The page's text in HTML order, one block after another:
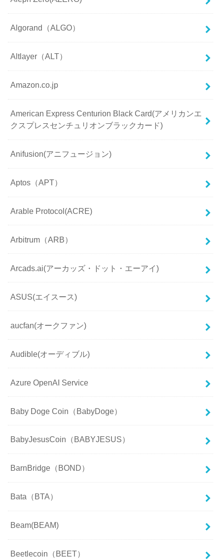
Algorand（ALGO）
Altlayer（ALT）
Amazon.co.jp
American Express Centurion Black Card(アメリカンエ
クスプレスセンチュリオンブラックカード)
Anifusion(アニフュージョン)
Aptos（APT）
Arable Protocol(ACRE)
Arbitrum（ARB）
Arcads.ai(アーカッズ・ドット・エーアイ)
ASUS(エイスース)
aucfan(オークファン)
Audible(オーディブル)
Azure OpenAI Service
Baby Doge Coin（BabyDoge）
BabyJesusCoin（BABYJESUS）
BarnBridge（BOND）
Bata（BTA）
Beam(BEAM)
Beetlecoin（BEET）